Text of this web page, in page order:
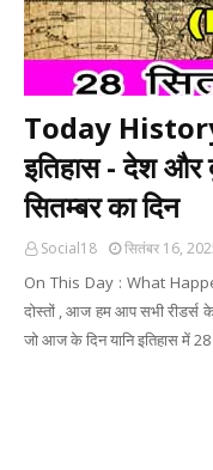
Today
इतिहास - देश और
सितम्बर का दिन
Social18 सितंबर 16,
On This Day : What
दोस्तों , आज हम आप सभी
जो आज के दिन यानि इतिहास में